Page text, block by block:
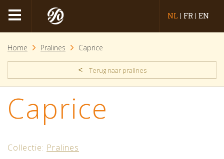
NL FR EN
Home Pralines Caprice
< Terug naar pralines
Caprice
Collectie: Pralines